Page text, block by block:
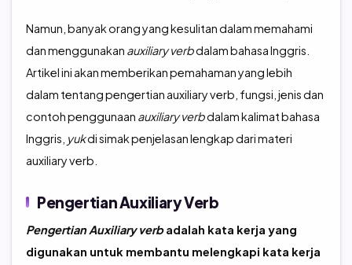
Namun, banyak orang yang kesulitan dalam memahami
dan menggunakan auxiliary verbdalam bahasa Inggris.
Artikel ini akan memberikan pemahaman yang lebih
dalam tentang pengertian auxiliary verb, fungsi, jenis dan
contoh penggunaan auxiliary verbdalam kalimat bahasa
Inggris, yukdi simak penjelasan lengkap dari materi
auxiliary verb.
Pengertian Auxiliary Verb
Pengertian Auxiliary verbadalah kata kerja yang
digunakan untuk membantu melengkapi kata kerja